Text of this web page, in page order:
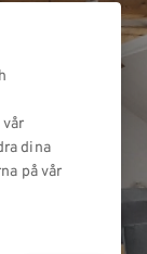
dina
på vår